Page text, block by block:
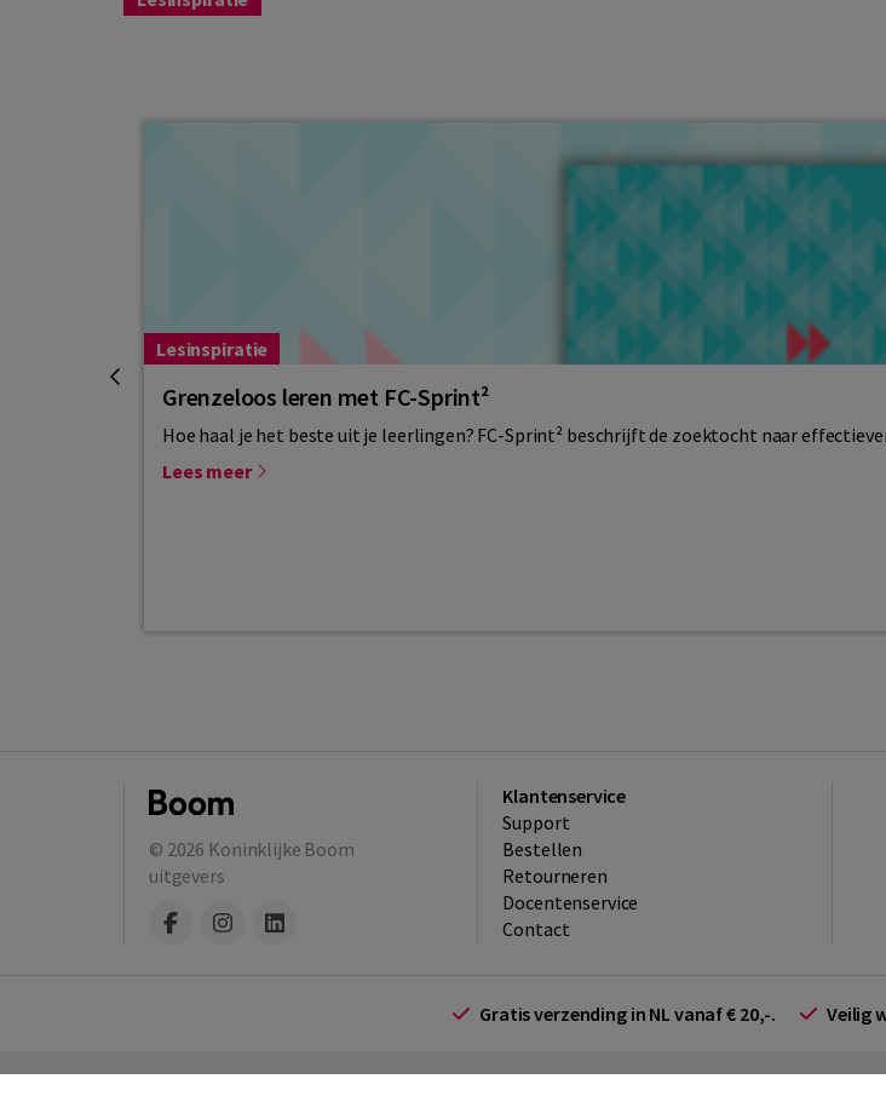
Lesinspiratie
Grenzeloos leren met FC-Sprint²
Hoe haal je het beste uit je leerlingen? FC-Sprint² beschrijft de zoektocht naar
Lees meer
© 2026 Koninklijke Boom
uitgevers
Klantenservice
Support
Bestellen
​Retourneren
Docentenservice
Contact
Gratis verzending in NL vanaf € 20,-. Veilig